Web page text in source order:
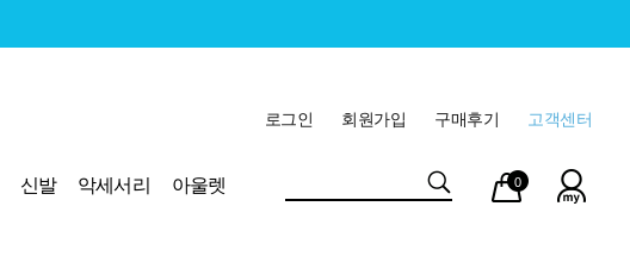
고객센터
구매후기
회원가입
로그인
신발 악세서리
아울렛
마이
페이
장바
구니
0